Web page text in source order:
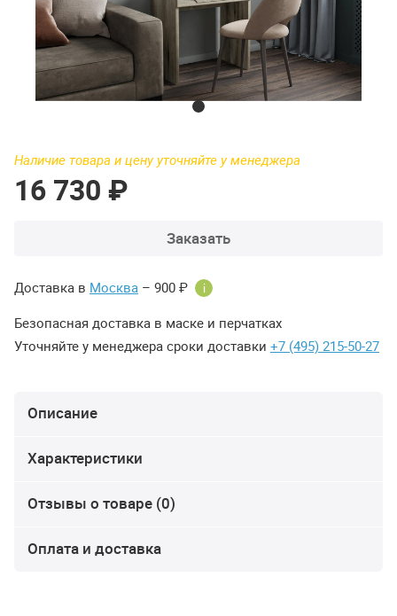
Наличие товара и цену уточняйте у менеджера
16 730 ₽
Заказать
Доставка в Москва – 900 ₽ i
Безопасная доставка в маске и перчатках
Уточняйте у менеджера сроки доставки +7 (495) 215-50-27
Описание
Характеристики
Отзывы о товаре (0)
Оплата и доставка